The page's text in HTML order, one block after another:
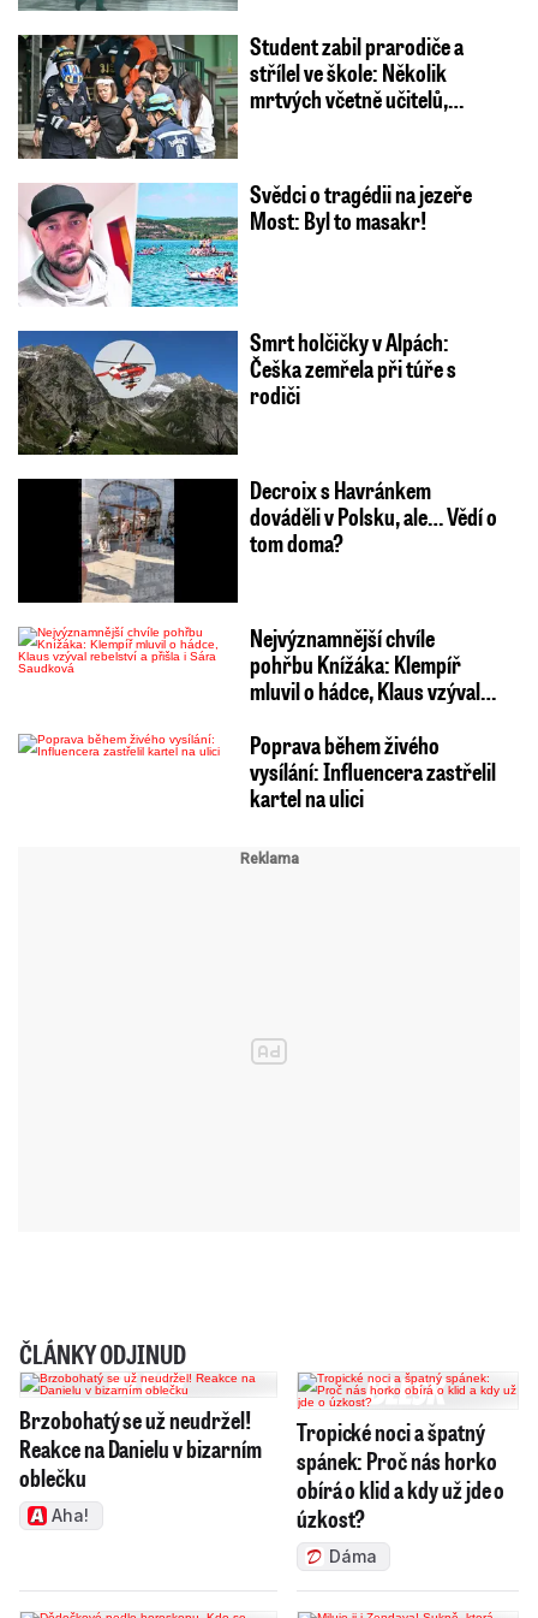
Student zabil prarodiče a
střílel ve škole: Několik
mrtvých včetně učitelů,…
Svědci o tragédii na jezeře
Most: Byl to masakr!
Smrt holčičky v Alpách:
Češka zemřela při túře s
rodiči
Decroix s Havránkem
dováděli v Polsku, ale… Vědí o
tom doma?
Nejvýznamnější chvíle
pohřbu Knížáka: Klempíř
mluvil o hádce, Klaus vzýval…
Poprava během živého
vysílání: Influencera zastřelil
kartel na ulici
ČLÁNKY ODJINUD
Brzobohatý se už neudržel!
Reakce na Danielu v bizarním
oblečku
Aha!
Tropické noci a špatný
spánek: Proč nás horko
obírá o klid a kdy už jde o
úzkost?
Dáma